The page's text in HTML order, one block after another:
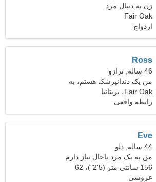
زن به دنبال مرد
Fair Oak
ازدواج
Ross
46 ساله, ترازو
من یک دندانپزشک هستم، به
یک زن شاد نیاز دارم
Fair Oak، بریتانیا
رابطه واقعی
Eve
44 ساله, دلو
من به یک مرد باحال نیاز دارم
که با هم برقصیم
156 سانتی متر (5'2")، 62
کیلوگرم (136 پوند)
عروسی